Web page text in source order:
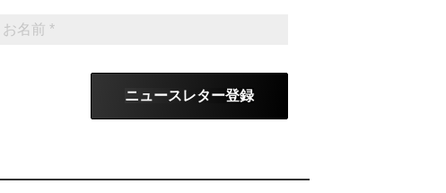
ニュースレター登録